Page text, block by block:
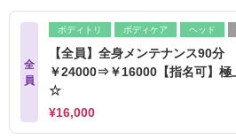
全
員
ボディトリ ボディケア ヘッド
【全員】全身メンテナンス90分
￥24000⇒￥16000【指名可】極
☆
¥16,000